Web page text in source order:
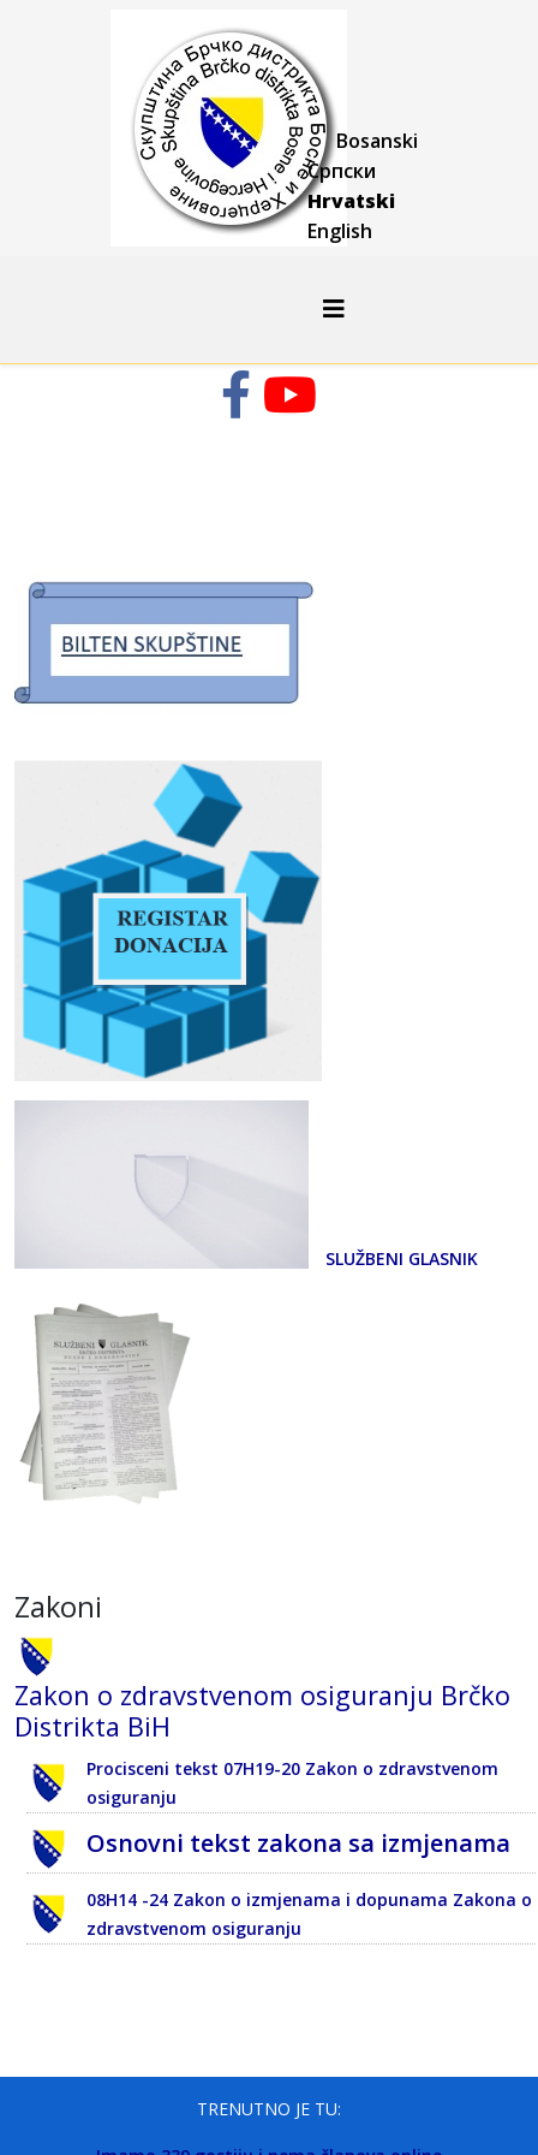
Bosanski
Српски
Hrvatski
English
SLUŽBENI GLASNIK
Zakoni
Zakon o zdravstvenom osiguranju Brčko
Distrikta BiH
Procisceni tekst 07H19-20 Zakon o zdravstvenom
osiguranju
Osnovni tekst zakona sa izmjenama
08H14 -24 Zakon o izmjenama i dopunama Zakona o
zdravstvenom osiguranju
TRENUTNO JE TU: